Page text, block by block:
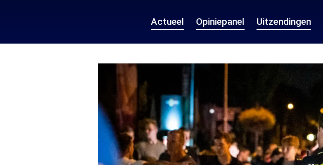
Actueel Opiniepanel Uitzendingen